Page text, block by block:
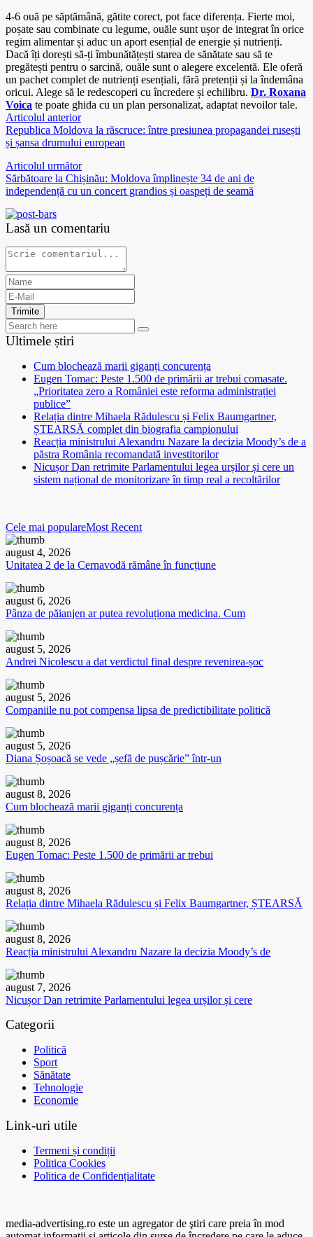
4-6 ouă pe săptămână, gătite corect, pot face diferența. Fierte moi,
poșate sau combinate cu legume, ouăle sunt ușor de integrat în orice
regim alimentar și aduc un aport esențial de energie și nutrienți.
Dacă îți dorești să-ți îmbunătățești starea de sănătate sau să te
pregătești pentru o sarcină, ouăle sunt o alegere excelentă. Ele oferă
un pachet complet de nutrienți esențiali, fără pretenții și la îndemâna
oricui. Alege să le redescoperi cu încredere și echilibru. Dr. Roxana
Voica te poate ghida cu un plan personalizat, adaptat nevoilor tale.
Articolul anterior
Republica Moldova la răscruce: între presiunea propagandei rusești
și șansa drumului european
Articolul următor
Sărbătoare la Chișinău: Moldova împlinește 34 de ani de
independență cu un concert grandios și oaspeți de seamă
Lasă un comentariu
Trimite
Ultimele știri
Cum blochează marii giganți concurența
Eugen Tomac: Peste 1.500 de primării ar trebui comasate.
„Prioritatea zero a României este reforma administrației
publice”
Relația dintre Mihaela Rădulescu și Felix Baumgartner,
ȘTEARSĂ complet din biografia campionului
Reacția ministrului Alexandru Nazare la decizia Moody’s de a
păstra România recomandată investitorilor
Nicușor Dan retrimite Parlamentului legea urșilor și cere un
sistem național de monitorizare în timp real a recoltărilor
Cele mai populareMost Recent
august 4, 2026
Unitatea 2 de la Cernavodă rămâne în funcțiune
august 6, 2026
Pânza de păianjen ar putea revoluționa medicina. Cum
august 5, 2026
Andrei Nicolescu a dat verdictul final despre revenirea-șoc
august 5, 2026
Companiile nu pot compensa lipsa de predictibilitate politică
august 5, 2026
Diana Șoșoacă se vede „șefă de pușcărie” într-un
august 8, 2026
Cum blochează marii giganți concurența
august 8, 2026
Eugen Tomac: Peste 1.500 de primării ar trebui
august 8, 2026
Relația dintre Mihaela Rădulescu și Felix Baumgartner, ȘTEARSĂ
august 8, 2026
Reacția ministrului Alexandru Nazare la decizia Moody’s de
august 7, 2026
Nicușor Dan retrimite Parlamentului legea urșilor și cere
Categorii
Politică
Sport
Sănătate
Tehnologie
Economie
Link-uri utile
Termeni și condiții
Politica Cookies
Politica de Confidențialitate
media-advertising.ro este un agregator de ştiri care preia în mod